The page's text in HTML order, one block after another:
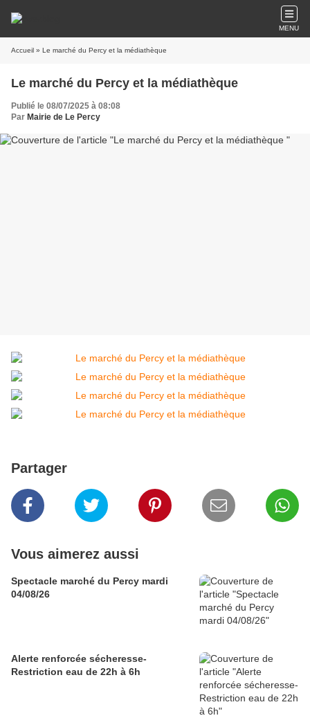
MENU
Accueil » Le marché du Percy et la médiathèque
Le marché du Percy et la médiathèque
Publié le 08/07/2025 à 08:08
Par Mairie de Le Percy
Partager
Vous aimerez aussi
Spectacle marché du Percy mardi
04/08/26
Alerte renforcée sécheresse-
Restriction eau de 22h à 6h